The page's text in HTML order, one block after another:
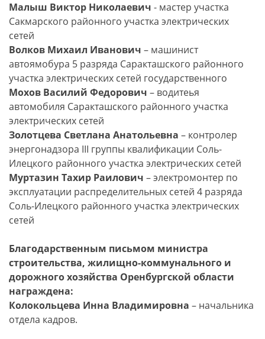
Малыш Виктор Николаевич - мастер участка
Сакмарского районного участка электрических
сетей
Волков Михаил Иванович – машинист
автоямобура 5 разряда Саракташского районного
участка электрических сетей государственного
Мохов Василий Федорович – водитеья
автомобиля Саракташского районного участка
электрических сетей
Золотцева Светлана Анатольевна – контролер
энергонадзора III группы квалификации Соль-
Илецкого районного участка электрических сетей
Муртазин Тахир Раилович – электромонтер по
эксплуатации распределительных сетей 4 разряда
Соль-Илецкого районного участка электрических
сетей
Благодарственным письмом министра
строительства, жилищно-коммунального и
дорожного хозяйства Оренбургской области
награждена:
Колокольцева Инна Владимировна – начальника
отдела кадров.